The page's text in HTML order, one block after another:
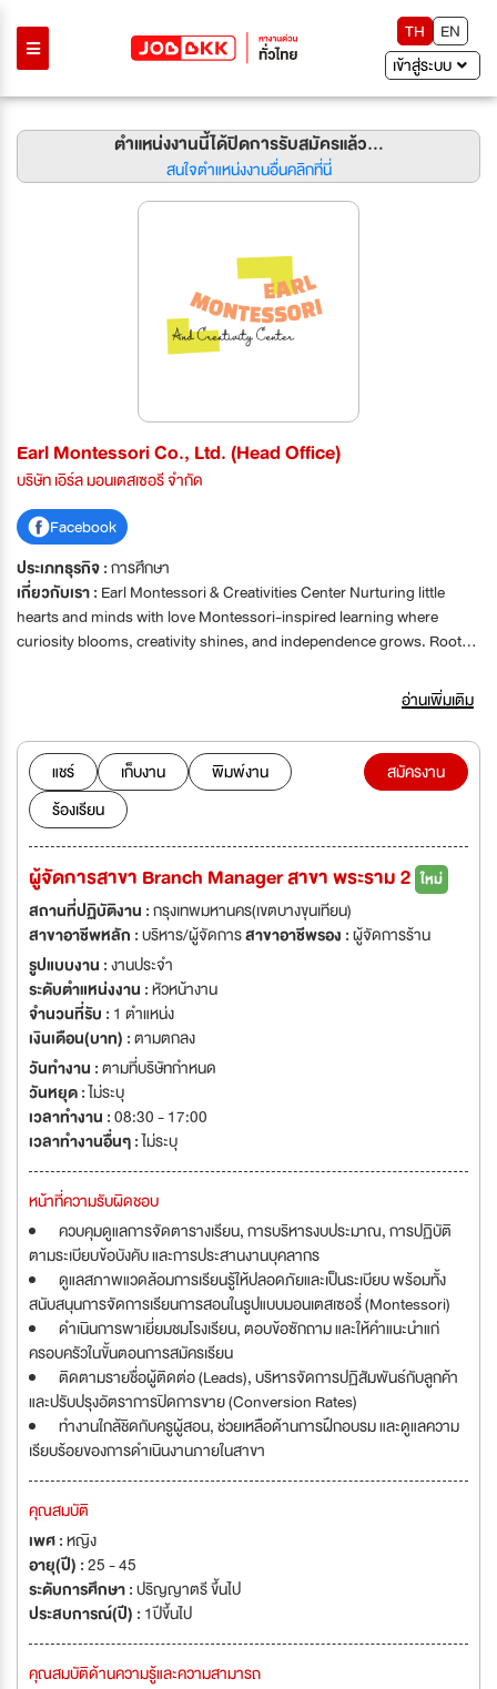
TH
EN
เข้าสู่ระบบ
ตำแหน่งงานนี้ได้ปิดการรับสมัครแล้ว...
สนใจตำแหน่งงานอื่นคลิกที่นี่
Earl Montessori Co., Ltd. (Head Office)
บริษัท เอิร์ล มอนเตสเซอรี จำกัด
Facebook
ประเภทธุรกิจ :การศึกษา
เกี่ยวกับเรา : Earl Montessori & Creativities Center Nurturing little
hearts and minds with love Montessori-inspired learning where
curiosity blooms, creativity shines, and independence grows. Rooted
Bangkok and other provinces: 1. Huamark 2. Rama 2 (Hong Tower,
Bang Khun Thian-Chai Thalae Rd) 3. Sukhumvit 26 4. Sukhumvit 68
5. Bangna (Soi Bearing 11) 6. Ratchapruk (The Crystal SB
Ratchaphruek) 7. Hat Yai (Hatyai Village) 8. Nakorn Pathom (BAAN
NIRATI NAKHONPATHOM by Central Pattana) 9. Chiang Mai
(Saraphi) And coming soon .. - Tiwanont (The Blissimo Building,
Tiwanon - Pathum Thani Rd)
อ่านเพิ่มเติม
แชร์ เก็บงาน
พิมพ์งาน
ร้องเรียน
สมัครงาน
ผู้จัดการสาขา Branch Manager สาขา พระราม 2 ใหม่
สถานที่ปฏิบัติงาน :กรุงเทพมหานคร(เขตบางขุนเทียน)
สาขาอาชีพหลัก :บริหาร/ผู้จัดการสาขาอาชีพรอง :ผู้จัดการร้าน
รูปแบบงาน :งานประจำ
ระดับตำแหน่งงาน :หัวหน้างาน
จำนวนที่รับ : 1 ตำแหน่ง
เงินเดือน(บาท) :ตามตกลง
วันทำงาน :ตามที่บริษัทกำหนด
วันหยุด :ไม่ระบุ
เวลาทำงาน :08:30 - 17:00
เวลาทำงานอื่นๆ :ไม่ระบุ
หน้าที่ความรับผิดชอบ
ควบคุมดูแลการจัดตารางเรียน, การบริหารงบประมาณ, การปฏิบัติ
ตามระเบียบข้อบังคับ และการประสานงานบุคลากร
ดูแลสภาพแวดล้อมการเรียนรู้ให้ปลอดภัยและเป็นระเบียบ พร้อมทั้ง
สนับสนุนการจัดการเรียนการสอนในรูปแบบมอนเตสเซอรี่ (Montessori)
ดำเนินการพาเยี่ยมชมโรงเรียน, ตอบข้อซักถาม และให้คำแนะนำแก่
ครอบครัวในขั้นตอนการสมัครเรียน
ติดตามรายชื่อผู้ติดต่อ (Leads), บริหารจัดการปฏิสัมพันธ์กับลูกค้า
และปรับปรุงอัตราการปิดการขาย (Conversion Rates)
ทำงานใกล้ชิดกับครูผู้สอน, ช่วยเหลือด้านการฝึกอบรม และดูแลความ
เรียบร้อยของการดำเนินงานภายในสาขา
คุณสมบัติ
เพศ :หญิง
อายุ(ปี) :25 - 45
ระดับการศึกษา :ปริญญาตรี ขึ้นไป
ประสบการณ์(ปี) : 1ปีขึ้นไป
คุณสมบัติด้านความรู้และความสามารถ